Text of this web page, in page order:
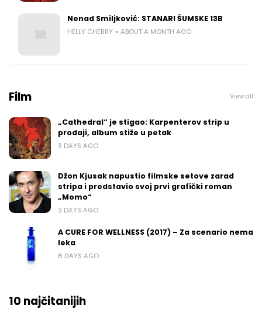
Nenad Smiljković: STANARI ŠUMSKE 13B
HELLY CHERRY ABOUT A MONTH AGO
Film View all
„Cathedral“ je stigao: Karpenterov strip u
prodaji, album stiže u petak
3 DAYS AGO
Džon Kjusak napustio filmske setove zarad
stripa i predstavio svoj prvi grafički roman
„Momo“
3 DAYS AGO
A CURE FOR WELLNESS (2017) – Za scenario nema
leka
8 DAYS AGO
10 najčitanijih